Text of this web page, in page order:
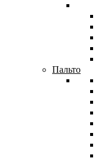
Пальто